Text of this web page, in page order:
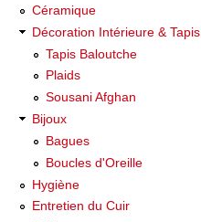
Céramique
Décoration Intérieure & Tapis
Tapis Baloutche
Plaids
Sousani Afghan
Bijoux
Bagues
Boucles d'Oreille
Hygiène
Entretien du Cuir